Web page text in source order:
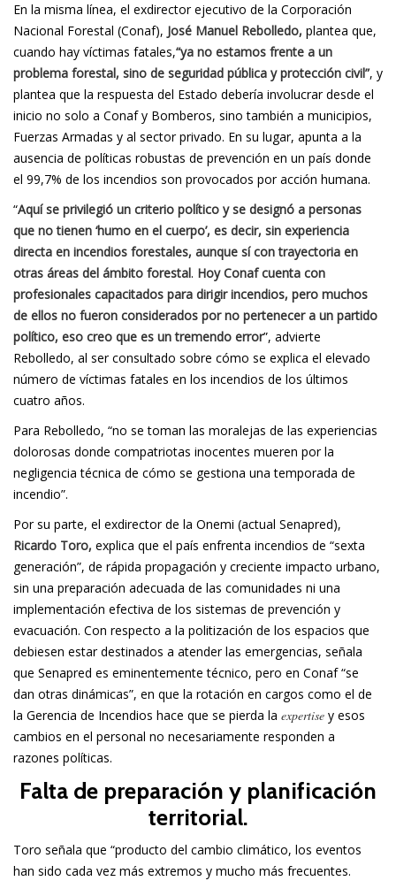
En la misma línea, el exdirector ejecutivo de la Corporación
Nacional Forestal (Conaf), José Manuel Rebolledo, plantea que,
cuando hay víctimas fatales,“ya no estamos frente a un
problema forestal, sino de seguridad pública y protección civil”, y
plantea que la respuesta del Estado debería involucrar desde el
inicio no solo a Conaf y Bomberos, sino también a municipios,
Fuerzas Armadas y al sector privado. En su lugar, apunta a la
ausencia de políticas robustas de prevención en un país donde
el 99,7% de los incendios son provocados por acción humana.
“Aquí se privilegió un criterio político y se designó a personas
que no tienen ‘humo en el cuerpo’, es decir, sin experiencia
directa en incendios forestales, aunque sí con trayectoria en
otras áreas del ámbito forestal. Hoy Conaf cuenta con
profesionales capacitados para dirigir incendios, pero muchos
de ellos no fueron considerados por no pertenecer a un partido
político, eso creo que es un tremendo error”, advierte
Rebolledo, al ser consultado sobre cómo se explica el elevado
número de víctimas fatales en los incendios de los últimos
cuatro años.
Para Rebolledo, “no se toman las moralejas de las experiencias
dolorosas donde compatriotas inocentes mueren por la
negligencia técnica de cómo se gestiona una temporada de
incendio”.
Por su parte, el exdirector de la Onemi (actual Senapred),
Ricardo Toro, explica que el país enfrenta incendios de “sexta
generación”, de rápida propagación y creciente impacto urbano,
sin una preparación adecuada de las comunidades ni una
implementación efectiva de los sistemas de prevención y
evacuación. Con respecto a la politización de los espacios que
debiesen estar destinados a atender las emergencias, señala
que Senapred es eminentemente técnico, pero en Conaf “se
dan otras dinámicas”, en que la rotación en cargos como el de
la Gerencia de Incendios hace que se pierda la expertise y esos
cambios en el personal no necesariamente responden a
razones políticas.
Falta de preparación y planificación
territorial.
Toro señala que “producto del cambio climático, los eventos
han sido cada vez más extremos y mucho más frecuentes.